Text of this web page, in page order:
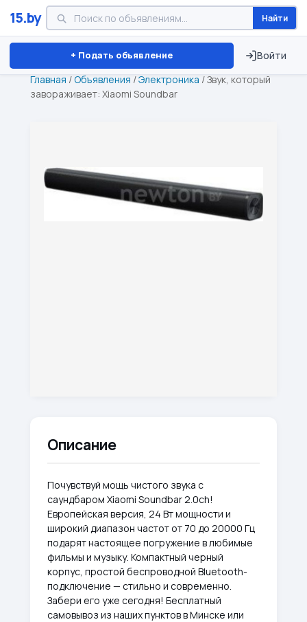
15.by Найти
+ Подать объявление Войти
Минск Витебск Брест ⏱ ТОЛЬКО 15 ДНЕЙ
Главная /Объявления /Электроника /Звук, который
завораживает: Xiaomi Soundbar
Описание
Почувствуй мощь чистого звука с
саундбаром Xiaomi Soundbar 2.0ch!
Европейская версия, 24 Вт мощности и
широкий диапазон частот от 70 до 20000 Гц
подарят настоящее погружение в любимые
фильмы и музыку. Компактный черный
корпус, простой беспроводной Bluetooth-
подключение — стильно и современно.
Забери его уже сегодня! Бесплатный
самовывоз из наших пунктов в Минске или